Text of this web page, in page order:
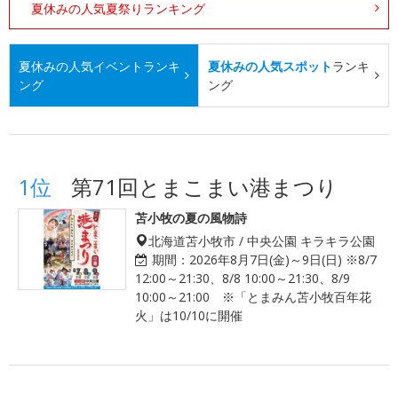
夏休みの人気夏祭りランキング
夏休みの人気イベント ランキ
ング
夏休みの人気スポットランキ
ング
1位 第71回とまこまい港まつり
苫小牧の夏の風物詩
北海道苫小牧市 / 中央公園 キラキラ公園
期間： 2026年8月7日(金)～9日(日) ※8/7
12:00～21:30、8/8 10:00～21:30、8/9
10:00～21:00 ※「とまみん苫小牧百年花
火」は10/10に開催